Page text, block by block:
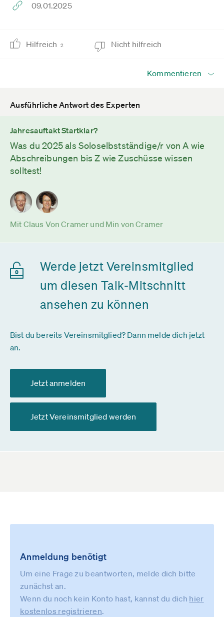
09.01.2025
Hilfreich 2 Nicht hilfreich
Kommentieren
Ausführliche Antwort des Experten
Jahresauftakt Startklar?
Was du 2025 als Soloselbstständige/r von A wie
Abschreibungen bis Z wie Zuschüsse wissen
solltest!
Mit Claus Von Cramer und Min von Cramer
Werde jetzt Vereinsmitglied
um diesen Talk-Mitschnitt
ansehen zu können
Bist du bereits Vereinsmitglied? Dann melde dich jetzt
an.
Jetzt anmelden
Jetzt Vereinsmitglied werden
Anmeldung benötigt
Um eine Frage zu beantworten, melde dich bitte
zunächst an.
Wenn du noch kein Konto hast, kannst du dich hier
kostenlos registrieren.